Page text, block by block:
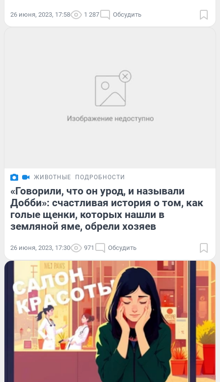
26 июня, 2023, 17:58 1 287 Обсудить
ЖИВОТНЫЕ ПОДРОБНОСТИ
«Говорили, что он урод, и называли
Добби»: счастливая история о том, как
голые щенки, которых нашли в
земляной яме, обрели хозяев
26 июня, 2023, 17:30 971 Обсудить